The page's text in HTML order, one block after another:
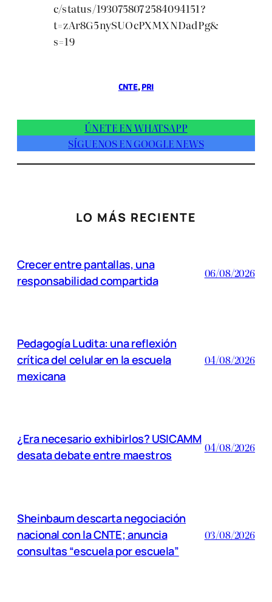
c/status/1930758072584094151?
t=zAr8G5nySUOcPXMXNDadPg&
s=19
CNTE, PRI
ÚNETE EN WHATSAPP
SÍGUENOS EN GOOGLE NEWS
LO MÁS RECIENTE
Crecer entre pantallas, una
responsabilidad compartida
06/08/2026
Pedagogía Ludita: una reflexión
crítica del celular en la escuela
mexicana
04/08/2026
¿Era necesario exhibirlos? USICAMM
desata debate entre maestros
04/08/2026
Sheinbaum descarta negociación
nacional con la CNTE; anuncia
consultas “escuela por escuela”
03/08/2026